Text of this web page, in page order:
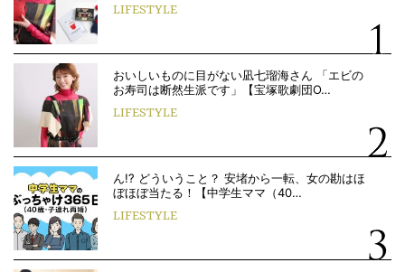
LIFESTYLE
おいしいものに目がない凪七瑠海さん 「エビの
お寿司は断然生派です」【宝塚歌劇団O…
LIFESTYLE
ん!? どういうこと？ 安堵から一転、女の勘はほ
ぼほぼ当たる！【中学生ママ（40…
LIFESTYLE